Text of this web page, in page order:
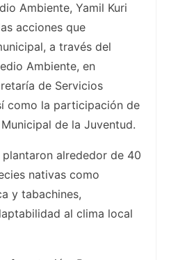
Ambiente, Yamil Kuri
acciones que
a través del
Ambiente, en
de Servicios
como la participación de
de la Juventud.
alrededor de 40
nativas como
y tabachines,
al clima local